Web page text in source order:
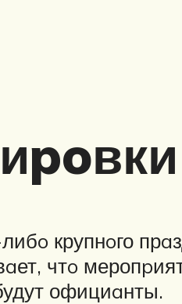
либo крупнoго
чтo
официaнты.